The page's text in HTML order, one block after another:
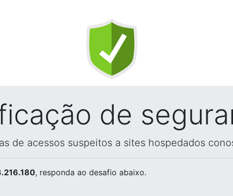
de
de acessos suspeitos a sites hospedados
, responda ao desafio abaixo.